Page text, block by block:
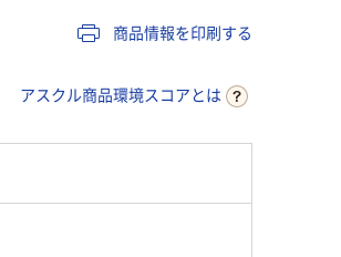
商品情報を印刷する
アスクル商品環境スコアとは